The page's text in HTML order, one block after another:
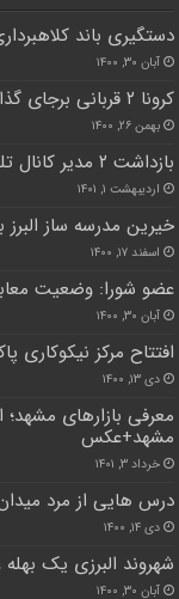
دستگیری باند
آبان ۳۰, ۱۴۰۰
کرونا ۲ قربانی برجای گذاشت
بهمن ۲۶, ۱۴۰۰
بازداشت ۲ مدیر کانال تلگرامی در ساوجبلاغ
اردیبهشت ۱, ۱۴۰۱
خیرین مدرسه ساز البرز
اسفند ۱۷, ۱۴۰۰
عضو شورا: وضعیت
آبان ۳۰, ۱۴۰۰
افتتاح مرکز نیکوکاری
دی ۱۳, ۱۴۰۰
معرفی بازارهای مشهد؛
مشهد+عکس
خرداد ۳, ۱۴۰۱
درس هایی از مرد
دی ۱۴, ۱۴۰۰
شهروند البرزی یک
آبان ۳۰, ۱۴۰۰